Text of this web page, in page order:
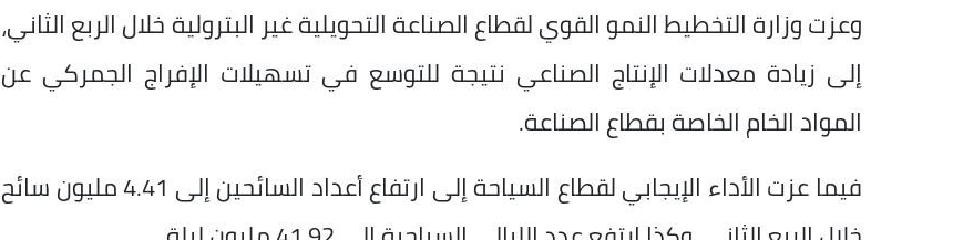
وعزت وزارة التخطيط النمو القوي لقطاع الصناعة التحويلية غير البترولية خلال الربع الثاني،
إلى زيادة معدلات الإنتاج الصناعي نتيجة للتوسع في تسهيلات الإفراج الجمركي عن
المواد الخام الخاصة بقطاع الصناعة.
فيما عزت الأداء الإيجابي لقطاع السياحة إلى ارتفاع أعداد السائحين إلى 4.41 مليون سائح